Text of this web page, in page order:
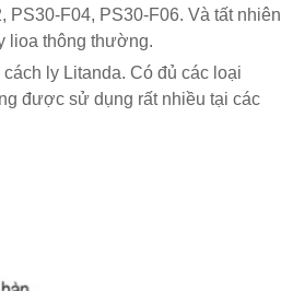
PS30-F04, PS30-F06. Và tất nhiên
lioa thông thường.
ly Litanda. Có đủ các loại
được sử dụng rất nhiều tại các